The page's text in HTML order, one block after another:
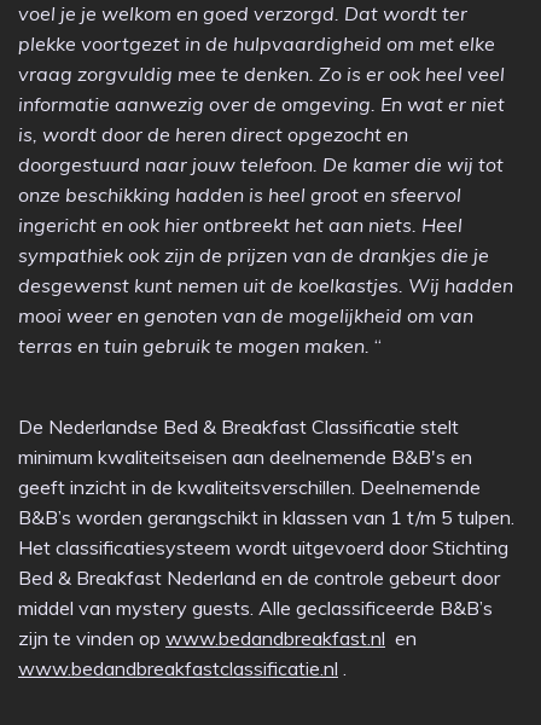
voel je je welkom en goed verzorgd. Dat wordt ter
plekke voortgezet in de hulpvaardigheid om met elke
vraag zorgvuldig mee te denken. Zo is er ook heel veel
informatie aanwezig over de omgeving. En wat er niet
is, wordt door de heren direct opgezocht en
doorgestuurd naar jouw telefoon. De kamer die wij tot
onze beschikking hadden is heel groot en sfeervol
ingericht en ook hier ontbreekt het aan niets. Heel
sympathiek ook zijn de prijzen van de drankjes die je
desgewenst kunt nemen uit de koelkastjes. Wij hadden
mooi weer en genoten van de mogelijkheid om van
terras en tuin gebruik te mogen maken. “
De Nederlandse Bed & Breakfast Classificatie stelt
minimum kwaliteitseisen aan deelnemende B&B's en
geeft inzicht in de kwaliteitsverschillen. Deelnemende
B&B’s worden gerangschikt in klassen van 1 t/m 5 tulpen.
Het classificatiesysteem wordt uitgevoerd door Stichting
Bed & Breakfast Nederland en de controle gebeurt door
middel van mystery guests. Alle geclassificeerde B&B’s
zijn te vinden op www.bedandbreakfast.nl en
www.bedandbreakfastclassificatie.nl .